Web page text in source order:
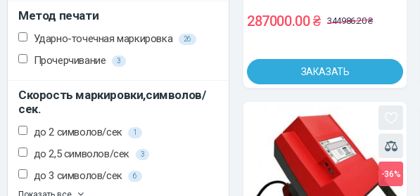
Метод печати
Ударно-точечная маркировка 26
Прочерчивание 3
Скорость маркировки,символов/
сек.
до 2 символов/сек 1
до 2,5 символов/сек 3
до 3 символов/сек 6
287000.00 ₴ 344986.20 ₴
ЗАКАЗАТЬ
-36%